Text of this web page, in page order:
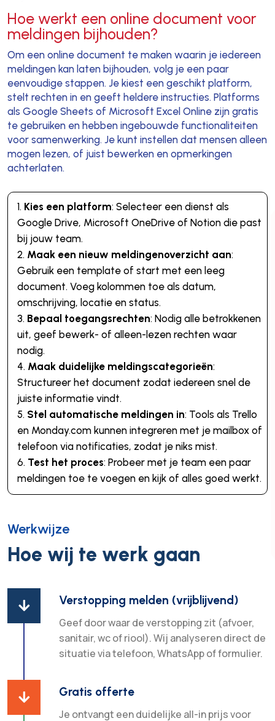
Hoe werkt een online document voor
meldingen bijhouden?
Om een online document te maken waarin je iedereen
meldingen kan laten bijhouden, volg je een paar
eenvoudige stappen. Je kiest een geschikt platform,
stelt rechten in en geeft heldere instructies. Platforms
als Google Sheets of Microsoft Excel Online zijn gratis
te gebruiken en hebben ingebouwde functionaliteiten
voor samenwerking. Je kunt instellen dat mensen alleen
mogen lezen, of juist bewerken en opmerkingen
achterlaten.
Kies een platform: Selecteer een dienst als
Google Drive, Microsoft OneDrive of Notion die past
bij jouw team.
Maak een nieuw meldingenoverzicht aan:
Gebruik een template of start met een leeg
document. Voeg kolommen toe als datum,
omschrijving, locatie en status.
Bepaal toegangsrechten: Nodig alle betrokkenen
uit, geef bewerk- of alleen-lezen rechten waar
nodig.
Maak duidelijke meldingscategorieën:
Structureer het document zodat iedereen snel de
juiste informatie vindt.
Stel automatische meldingen in: Tools als Trello
en Monday.com kunnen integreren met je mailbox of
telefoon via notificaties, zodat je niks mist.
Test het proces: Probeer met je team een paar
meldingen toe te voegen en kijk of alles goed werkt.
Werkwijze
Hoe wij te werk gaan
 Verstopping melden (vrijblijvend)
Geef door waar de verstopping zit (afvoer,
sanitair, wc of riool). Wij analyseren direct de
situatie via telefoon, WhatsApp of formulier.
 Gratis offerte
Je ontvangt een duidelijke all-in prijs voor